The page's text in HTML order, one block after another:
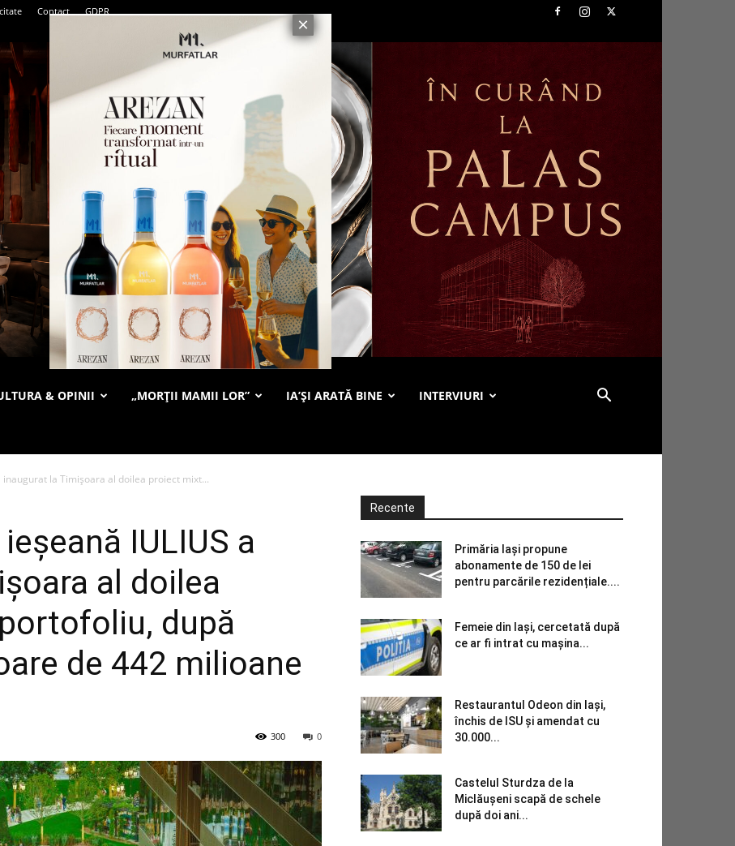
Contact GDPR
& OPINII „MORȚII MAMII LOR” IA’ȘI ARATĂ BINE INTERVIURI
inaugurat la Timişoara al doilea proiect mixt...
IULIUS a
al doilea
după
de 442 milioane
0
300
Recente
Primăria Iași propune
abonamente de 150 de lei
pentru parcările rezidențiale....
Femeie din Iași, cercetată după
ce ar fi intrat cu mașina...
Restaurantul Odeon din Iași,
închis de ISU și amendat cu
30.000...
Castelul Sturdza de la
Miclăușeni scapă de schele
după doi ani...